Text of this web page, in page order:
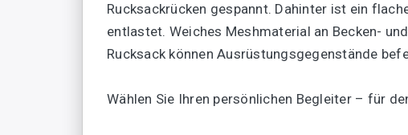
Rucksackrücken gespannt. Dahinter ist ein
entlastet. Weiches Meshmaterial an Becken-
Rucksack können Ausrüstungsgegenstände
Wählen Sie Ihren persönlichen Begleiter – für